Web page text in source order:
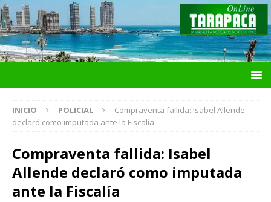
INICIO POLICIAL
Compraventa fallida: Isabel Allende
declaró como imputada ante la Fiscalía
Compraventa fallida: Isabel
Allende declaró como imputada
ante la Fiscalía